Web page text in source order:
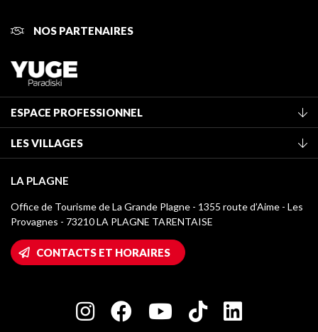
NOS PARTENAIRES
ESPACE PROFESSIONNEL
Classement des meublés
Taxe de séjour
Médiathèque
Logos La Plagne
Accès Wifi
Maison des Propriétaires
Charte des Acteurs Engagés
LES VILLAGES
Montchavin - Les Coches
Champagny-en-Vanoise
Plagne 1800
LA PLAGNE
Office de Tourisme de La Grande Plagne - 1355 route d’Aime - Les
Provagnes - 73210 LA PLAGNE TARENTAISE
CONTACTS ET HORAIRES